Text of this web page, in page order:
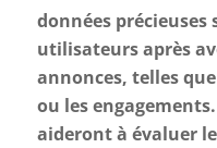
données précieuses
utilisateurs après
annonces, telles
ou les
aideront à évaluer